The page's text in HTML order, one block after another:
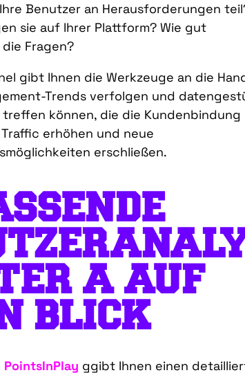
Benutzer an Herausforderungen
sie auf Ihrer Plattform? Wie gut
Fragen?
gibt Ihnen die Werkzeuge an die
Trends verfolgen und
können, die die Kundenbindung
erhöhen und neue
erschließen.
AAUF
BLICK
PointsInPlay ggibt Ihnen einen